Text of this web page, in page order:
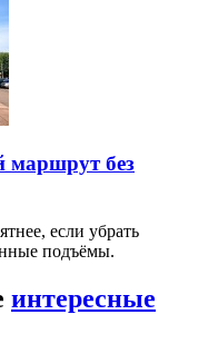
маршрут без
если убрать
подъёмы.
интересные